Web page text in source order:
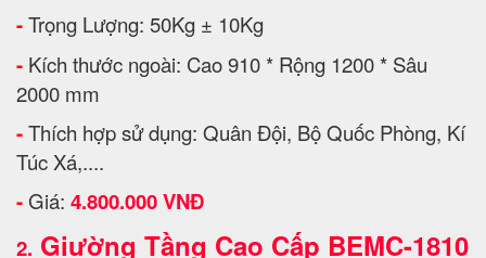
-Trọng Lượng: 50Kg ± 10Kg
- Kích thước ngoài: Cao 910 * Rộng 1200 * Sâu
2000 mm
-Thích hợp sử dụng: Quân Đội, Bộ Quốc Phòng, Kí
Túc Xá,....
- Giá: 4.800.000 VNĐ
2. Giường Tầng Cao Cấp BEMC-1810